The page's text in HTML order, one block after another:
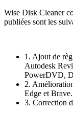
Wise Disk Cleaner
publiées sont les
1. Ajout de
Autodesk
PowerDVD,
2.
Edge et Brave.
3. Correction